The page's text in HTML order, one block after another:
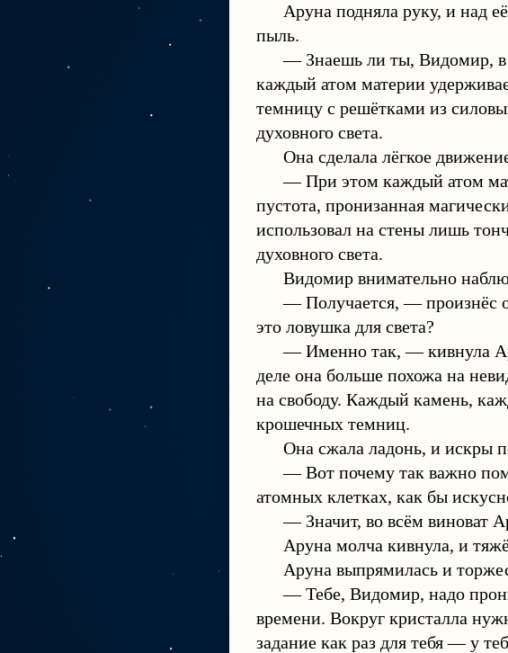
Аруна подняла руку, и над
пыль.
— Знаешь ли ты, Видомир, в
каждый атом материи
темницу с решётками из
духовного света.
Она сделала лёгкое
— При этом каждый атом
пустота, пронизанная
использовал на стены лишь
духовного света.
Видомир внимательно
— Получается, — произнёс
это ловушка для света?
— Именно так, — кивнула
деле она больше похожа на
на свободу. Каждый камень,
крошечных темниц.
Она сжала ладонь, и искры
— Вот почему так важно
атомных клетках, как бы
— Значит, во всём виноват
Аруна молча кивнула, и
Аруна выпрямилась и
— Тебе, Видомир, надо
времени. Вокруг кристалла
задание как раз для тебя — у